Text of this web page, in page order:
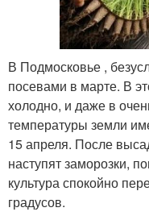
В Подмосковье ,
посевами в марте. В
холодно, и даже в
температуры земли
15 апреля. После
наступят заморозки,
культура спокойно
градусов.